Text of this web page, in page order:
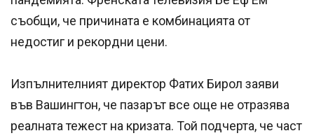
съобщи, че причината е комбинацията от
недостиг и рекордни цени.
Изпълнителният директор Фатих Бирол заяви
във Вашингтон, че пазарът все още не отразява
реалната тежест на кризата. Той подчерта, че част